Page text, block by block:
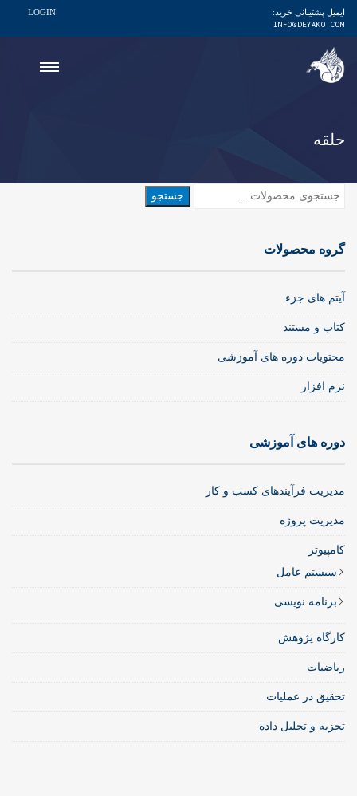
ایمیل پشتیبانی خرید:
INFO@DEYAKO.COM
LOGIN
حلقه
جستجو
گروه محصولات
آیتم های جزء
کتاب و مستند
محتویات دوره های آموزشی
نرم افزار
دوره های آموزشی
مدیریت فرآیندهای کسب و کار
مدیریت پروژه
کامپیوتر
سیستم عامل
برنامه نویسی
کارگاه پژوهش
ریاضیات
تحقیق در عملیات
تجزیه و تحلیل داده